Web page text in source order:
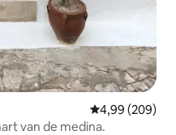
Gemiddelde
4,99 (209)
van de medina.